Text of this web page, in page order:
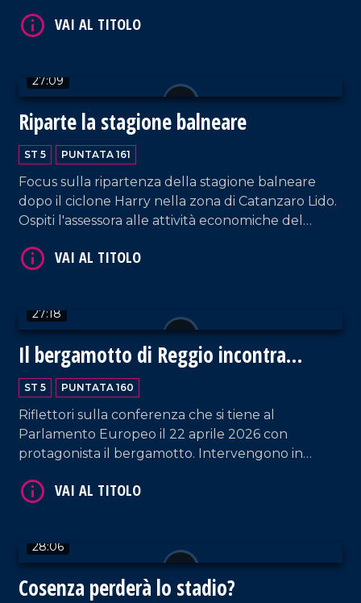
valori e sulla necessità di costruire una vera e
27:09
Riparte la stagione balneare
ST 5 PUNTATA 161
Focus sulla ripartenza della stagione balneare
dopo il ciclone Harry nella zona di Catanzaro Lido.
Ospiti l'assessora alle attività economiche del
rappresentante del sindacato balneari e
Giancarlo Formica, referente di Federalberghi per
la provincia di Cosenza. Spazio anche agli
aggiornamenti sulle condizioni della piccola Maria
Luce. Approfondimento in esterna a cura di Nico
De Luca.
27:18
Il bergamotto di Reggio incontra
l'Europa
ST 5 PUNTATA 160
Riflettori sulla conferenza che si tiene al
Parlamento Europeo il 22 aprile 2026 con
protagonista il bergamotto. Intervengono in
Giovanna Russo, garante dei diritti dei detenuti; il
Cannatà. Approfondimento in esterna a cura di
Elisa Barresi.
28:06
Cosenza perderà lo stadio?
VAI AL TITOLO
VAI AL TITOLO
VAI AL TITOLO